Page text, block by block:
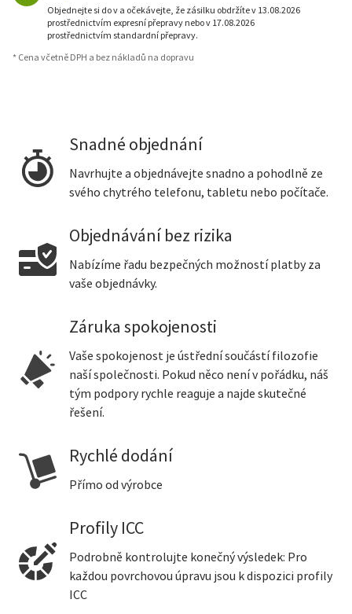
Objednejte si do v a očekávejte, že zásilku obdržíte v 13.08.2026
prostřednictvím expresní přepravy nebo v 17.08.2026
prostřednictvím standardní přepravy.
* Cena včetně DPH a bez nákladů na dopravu
Snadné objednání
Navrhujte a objednávejte snadno a pohodlně ze
svého chytrého telefonu, tabletu nebo počítače.
Objednávání bez rizika
Nabízíme řadu bezpečných možností platby za
vaše objednávky.
Záruka spokojenosti
Vaše spokojenost je ústřední součástí filozofie
naší společnosti. Pokud něco není v pořádku, náš
tým podpory rychle reaguje a najde skutečné
řešení.
Rychlé dodání
Přímo od výrobce
Profily ICC
Podrobně kontrolujte konečný výsledek: Pro
každou povrchovou úpravu jsou k dispozici profily
ICC